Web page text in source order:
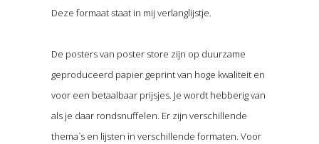
Deze formaat staat in mij verlanglijstje.
De posters van poster store zijn op duurzame
geproduceerd papier geprint van hoge kwaliteit en
voor een betaalbaar prijsjes. Je wordt hebberig van
als je daar rondsnuffelen. Er zijn verschillende
thema`s en lijsten in verschillende formaten. Voor